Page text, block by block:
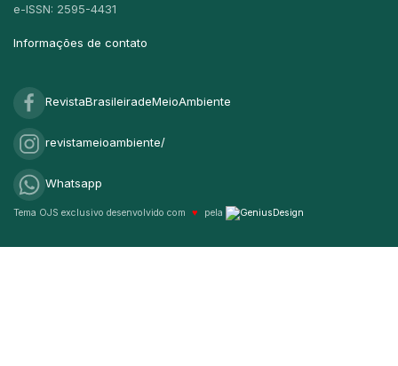
e-ISSN: 2595-4431
Informações de contato
RevistaBrasileiradeMeioAmbiente
revistameioambiente/
Whatsapp
Tema OJS exclusivo desenvolvido com ♥ pela